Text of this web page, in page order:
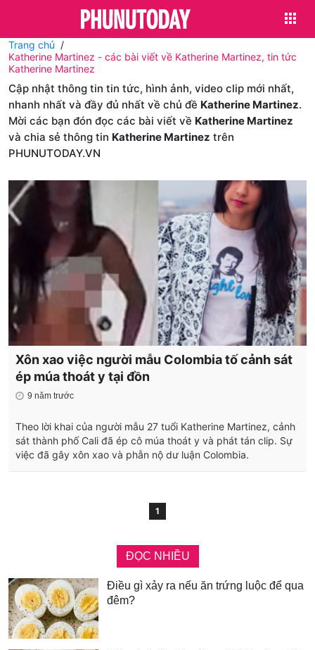
Trang chủ
Katherine Martinez - các bài viết về Katherine Martinez, tin tức
Katherine Martinez
Cập nhật thông tin tin tức, hình ảnh, video clip mới nhất,
nhanh nhất và đầy đủ nhất về chủ đề Katherine Martinez.
Mời các bạn đón đọc các bài viết về Katherine Martinez
và chia sẻ thông tin Katherine Martinez trên
PHUNUTODAY.VN
Xôn xao việc người mẫu Colombia tố cảnh sát
ép múa thoát y tại đồn
9 năm trước
Theo lời khai của người mẫu 27 tuổi Katherine Martinez, cảnh
sát thành phố Cali đã ép cô múa thoát y và phát tán clip. Sự
việc đã gây xôn xao và phẫn nộ dư luận Colombia.
1
ĐỌC NHIỀU
Điều gì xảy ra nếu ăn trứng luộc để qua
đêm?